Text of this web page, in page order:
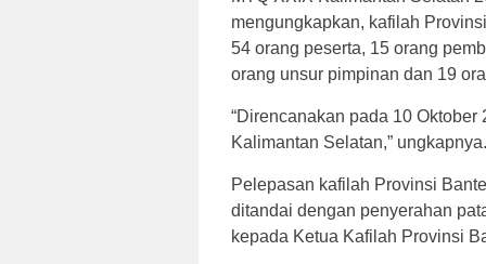
mengungkapkan, kafilah
54 orang peserta, 15 orang
orang unsur pimpinan dan 19
“Direncanakan pada 10
Kalimantan Selatan,” ungkapnya.
Pelepasan kafilah Provinsi
ditandai dengan penyerahan
kepada Ketua Kafilah Provinsi